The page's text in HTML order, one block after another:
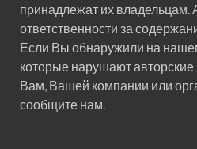
принадлежат их владельцам.
ответственности за
Если Вы обнаружили на
которые нарушают
Вам, Вашей компании или
сообщите нам.